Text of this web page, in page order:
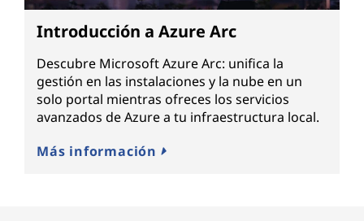
Introducción a Azure Arc
Descubre Microsoft Azure Arc: unifica la
gestión en las instalaciones y la nube en un
solo portal mientras ofreces los servicios
avanzados de Azure a tu infraestructura local.
Más información